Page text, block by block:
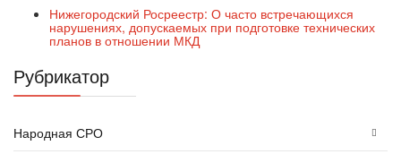
Нижегородский Росреестр: О часто встречающихся
нарушениях, допускаемых при подготовке технических
планов в отношении МКД
Рубрикатор
Народная СРО